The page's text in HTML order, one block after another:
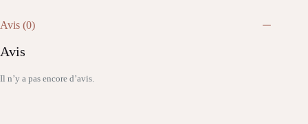
Avis (0)
Avis
Il n’y a pas encore d’avis.